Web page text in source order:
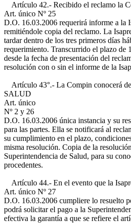
Artículo 42.- Recibido el reclamo la
Art. único Nº 25
D.O. 16.03.2006 requerirá informe a la
remitiéndole copia del reclamo. La
tardar dentro de los tres primeros días
requerimiento. Transcurrido el plazo de
desde la fecha de presentación del
resolución con o sin el informe de la
Artículo 43°.- La Compin conocerá
SALUD
Art. único
Nº 2 y 26
D.O. 16.03.2006 única instancia y su
para las partes. Ella se notificará al
su cumplimiento en el plazo,
misma resolución. Copia de la
Superintendencia de Salud, para su
procedentes.
Artículo 44.- En el evento que la
Art. único Nº 27
D.O. 16.03.2006 cumpliere lo resuelto
podrá solicitar el pago a la
efectiva la garantía a que se refiere el